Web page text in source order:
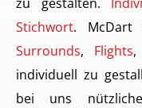
Stichwort. McDart
Surrounds, Flights,
individuell zu
bei uns